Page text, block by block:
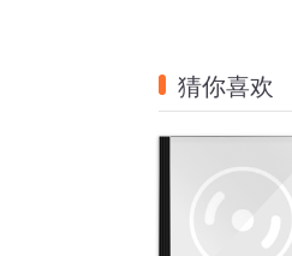
猜你喜欢